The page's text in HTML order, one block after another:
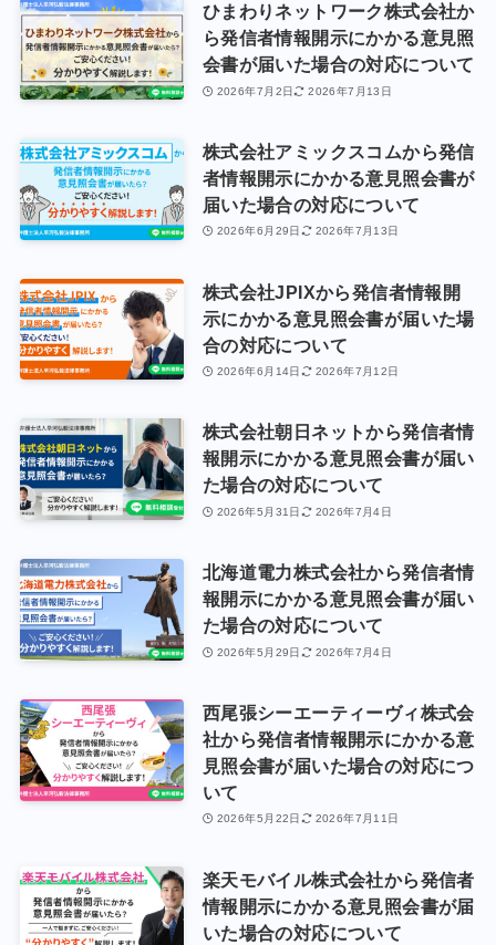
ひまわりネットワーク株式会社か
ら発信者情報開示にかかる意見照
会書が届いた場合の対応について
2026年7月2日 2026年7月13日
株式会社アミックスコムから発信
者情報開示にかかる意見照会書が
届いた場合の対応について
2026年6月29日 2026年7月13日
株式会社JPIXから発信者情報開
示にかかる意見照会書が届いた場
合の対応について
2026年6月14日 2026年7月12日
株式会社朝日ネットから発信者情
報開示にかかる意見照会書が届い
た場合の対応について
2026年5月31日 2026年7月4日
北海道電力株式会社から発信者情
報開示にかかる意見照会書が届い
た場合の対応について
2026年5月29日 2026年7月4日
西尾張シーエーティーヴィ株式会
社から発信者情報開示にかかる意
見照会書が届いた場合の対応につ
いて
2026年5月22日 2026年7月11日
楽天モバイル株式会社から発信者
情報開示にかかる意見照会書が届
いた場合の対応について